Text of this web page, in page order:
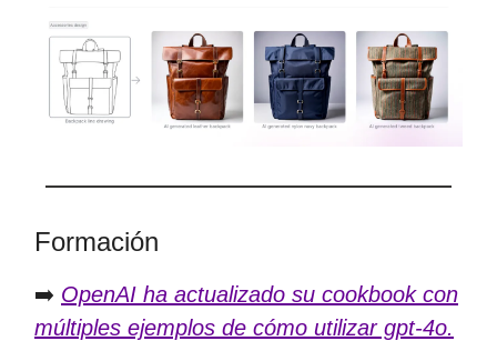
Formación
➡️ OpenAI ha actualizado su cookbook con
múltiples ejemplos de cómo utilizar gpt-4o.